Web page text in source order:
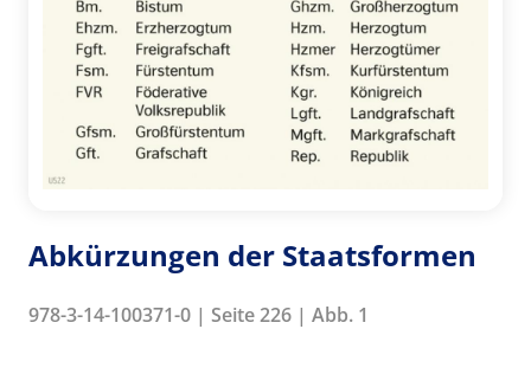
Abkürzungen der Staatsformen
978-3-14-100371-0 | Seite 226 | Abb. 1